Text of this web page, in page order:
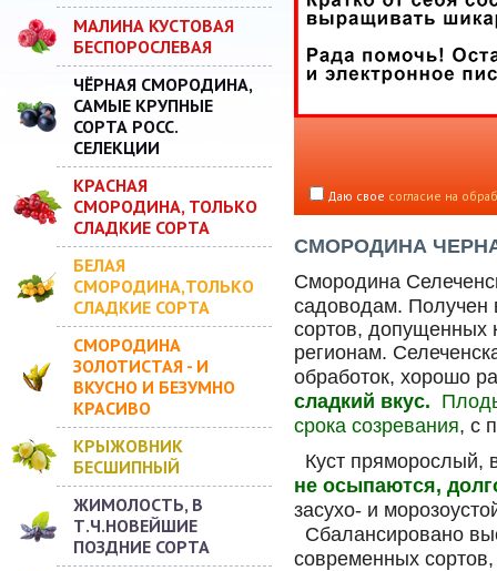
МАЛИНА КУСТОВАЯ
БЕСПОРОСЛЕВАЯ
ЧЁРНАЯ СМОРОДИНА,
САМЫЕ КРУПНЫЕ
СОРТА РОСС.
СЕЛЕКЦИИ
КРАСНАЯ
СМОРОДИНА, ТОЛЬКО
СЛАДКИЕ СОРТА
БЕЛАЯ
СМОРОДИНА,ТОЛЬКО
СЛАДКИЕ СОРТА
СМОРОДИНА
ЗОЛОТИСТАЯ - И
ВКУСНО И БЕЗУМНО
КРАСИВО
КРЫЖОВНИК
БЕСШИПНЫЙ
ЖИМОЛОСТЬ, В
Т.Ч.НОВЕЙШИЕ
ПОЗДНИЕ СОРТА
Даю свое согласие на
СМОРОДИНА
Смородина
садоводам. Получен
сортов, допущенных
регионам.
обработок, хорошо
сладкий вкус.
срока созревания, с
Куст пряморослый,
не осыпаются,
засухо- и
Сбалансировано
современных